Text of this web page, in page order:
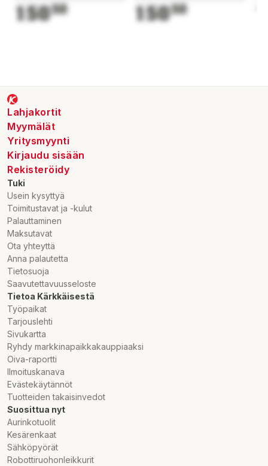
15050 15050
Lahjakortit
Myymälät
Yritysmyynti
Kirjaudu sisään
Rekisteröidy
Tuki
Usein kysyttyä
Toimitustavat ja -kulut
Palauttaminen
Maksutavat
Ota yhteyttä
Anna palautetta
Tietosuoja
Saavutettavuusseloste
Tietoa Kärkkäisestä
Työpaikat
Tarjouslehti
Sivukartta
Ryhdy markkinapaikkakauppiaaksi
Oiva-raportti
Ilmoituskanava
Evästekäytännöt
Tuotteiden takaisinvedot
Suosittua nyt
Aurinkotuolit
Kesärenkaat
Sähköpyörät
Robottiruohonleikkurit